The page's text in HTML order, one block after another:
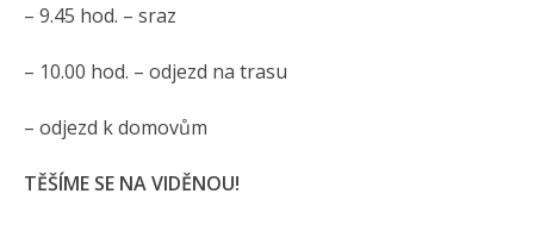
– 9.45 hod. – sraz
– 10.00 hod. – odjezd na trasu
– odjezd k domovům
TĚŠÍME SE NA VIDĚNOU!